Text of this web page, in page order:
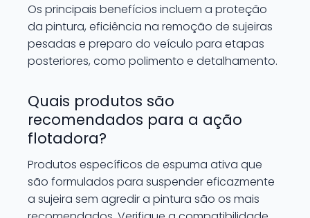
Os principais benefícios incluem a proteção
da pintura, eficiência na remoção de sujeiras
pesadas e preparo do veículo para etapas
posteriores, como polimento e detalhamento.
Quais produtos são
recomendados para a ação
flotadora?
Produtos específicos de espuma ativa que
são formulados para suspender eficazmente
a sujeira sem agredir a pintura são os mais